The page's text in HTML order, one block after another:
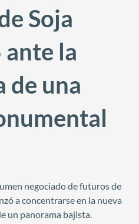
Soja
la
de una
negociado de futuros de
a concentrarse en la nueva
un panorama bajista.